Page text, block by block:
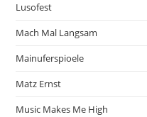
Lusofest
Mach Mal Langsam
Mainuferspioele
Matz Ernst
Music Makes Me High